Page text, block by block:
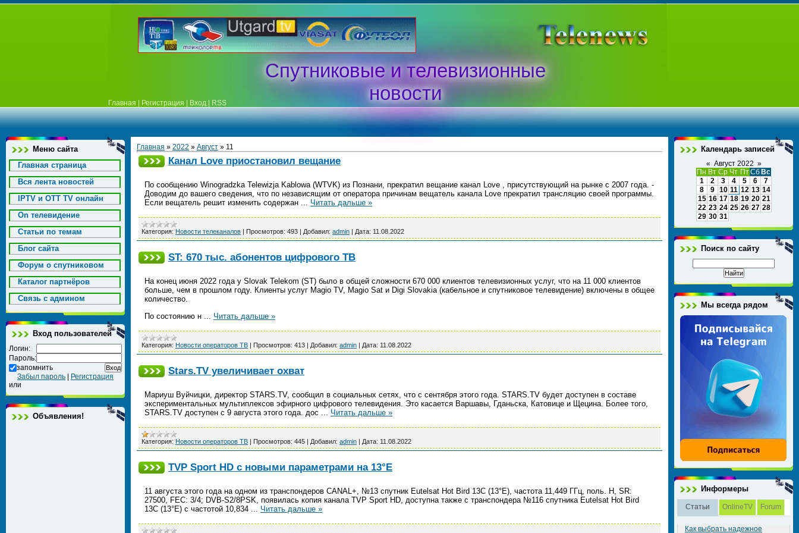
Спутниковые и телевизионные
новости
Главная Регистрация Вход RSS
Меню сайта
Главная страница
Вся лента новостей
IPTV и OTT TV онлайн
On телевидение
Статьи по темам
Блог сайта
Форум о спутниковом
Каталог партнёров
Cвязь с админом
Вход пользователей
Логин:
Пароль:
запомнить
Забыл пароль
Регистрация
или
Объявления!
Главная » 2022 » Август » 11
Канал Love приостановил вещание
По сообщению Winogradzka Telewizja Kablowa (WTVK) из Познани, прекратил вещание канал Love , присутствующий на рынке с 2007 года. -
Доводим до вашего сведения, что по независящим от оператора причинам вещатель канала Love прекратил трансляцию своей программы.
Если вещатель решит изменить содержан ... Читать дальше »
Категория: Новости телеканалов | Просмотров: 493 | Добавил: admin | Дата: 11.08.2022
ST: 670 тыс. абонентов цифрового ТВ
На конец июня 2022 года у Slovak Telekom (ST) было в общей сложности 670 000 клиентов телевизионных услуг, что на 11 000 клиентов
больше, чем в прошлом году. Клиенты услуг Magio TV, Magio Sat и Digi Slovakia (кабельное и спутниковое телевидение) включены в общее
количество.
По состоянию н ... Читать дальше »
Категория: Новости операторов ТВ | Просмотров: 413 | Добавил: admin | Дата: 11.08.2022
Stars.TV увеличивает охват
Мариуш Вуйчицки, директор STARS.TV, сообщил в социальных сетях, что с сентября этого года. STARS.TV будет доступен в составе
экспериментальных мультиплексов эфирного цифрового телевидения. Это касается Варшавы, Гданьска, Катовице и Щецина. Более того,
STARS.TV доступен с 9 августа этого года. дос ... Читать дальше »
Категория: Новости операторов ТВ | Просмотров: 445 | Добавил: admin | Дата: 11.08.2022
TVP Sport HD с новыми параметрами на 13°E
11 августа этого года на одном из транспондеров CANAL+, №13 спутник Eutelsat Hot Bird 13C (13°E), частота 11,449 ГГц, поль. H, SR:
27500, FEC: 3/4; DVB-S2/8PSK, появилась копия канала TVP Sport HD, доступна также с транспондера №116 спутника Eutelsat Hot Bird
13C (13°E) с частотой 10,834 ... Читать дальше »
Календарь записей
« Август 2022 »
Пн Вт Ср Чт ПтСб Вс
1
2 3 4 5 6
7
8
9 10 11 12 13 14
15 16 17 18 19 20 21
22 23 24 25 26 27 28
29 30 31
Поиск по сайту
Мы всегда рядом
Информеры
Статьи OnlineTV Forum
Как выбрать надежное